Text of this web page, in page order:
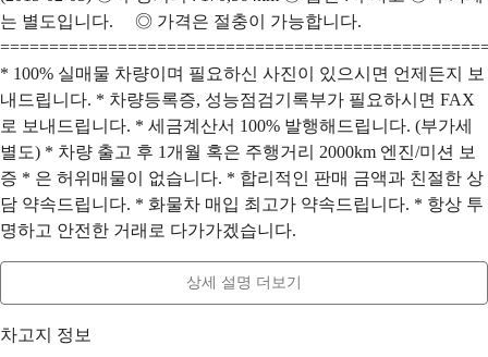
는 별도입니다. ◎ 가격은 절충이 가능합니다.
* 100% 실매물 차량이며 필요하신 사진이 있으시면 언제든지 보
내드립니다. * 차량등록증, 성능점검기록부가 필요하시면 FAX
로 보내드립니다. * 세금계산서 100% 발행해드립니다. (부가세
별도) * 차량 출고 후 1개월 혹은 주행거리 2000km 엔진/미션 보
증 * 은 허위매물이 없습니다. * 합리적인 판매 금액과 친절한 상
담 약속드립니다. * 화물차 매입 최고가 약속드립니다. * 항상 투
명하고 안전한 거래로 다가가겠습니다.
상세 설명 더보기
차고지 정보